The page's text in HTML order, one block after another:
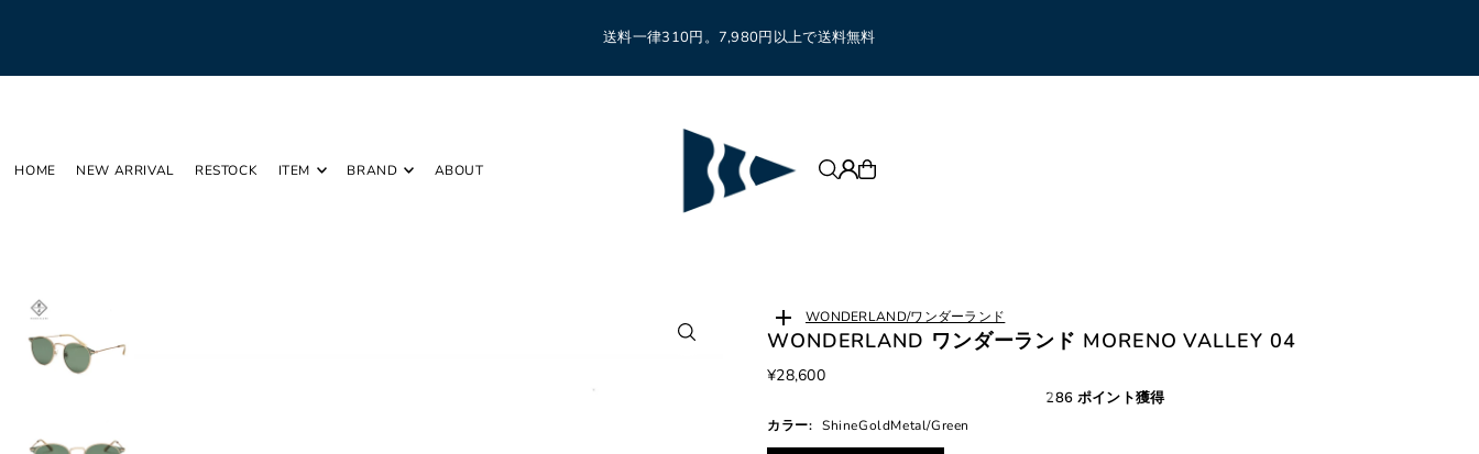
送料一律310円。7,980円以上で送料無料
HOME NEW ARRIVAL RESTOCK ITEM BRAND ABOUT
WONDERLAND/ワンダーランド
WONDERLAND ワンダーランド MORENO VALLEY 04
¥28,600
286 ポイント獲得
カラー: ShineGoldMetal/Green